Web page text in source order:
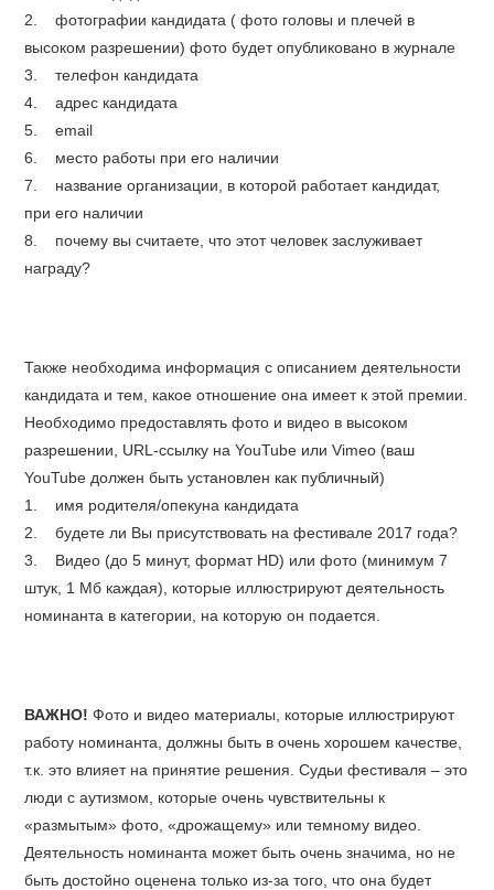
2. фотографии кандидата ( фото головы и плечей в
высоком разрешении) фото будет опубликовано в журнале
3. телефон кандидата
4. адрес кандидата
5. еmail
6. место работы при его наличии
7. название организации, в которой работает кандидат,
при его наличии
8. почему вы считаете, что этот человек заслуживает
награду?
Также необходима информация с описанием деятельности
кандидата и тем, какое отношение она имеет к этой премии.
Необходимо предоставлять фото и видео в высоком
разрешении, URL-ссылку на YouTube или Vimeo (ваш
YouTube должен быть установлен как публичный)
1. имя родителя/опекуна кандидата
2. будете ли Вы присутствовать на фестивале 2017 года?
3. Видео (до 5 минут, формат HD) или фото (минимум 7
штук, 1 Мб каждая), которые иллюстрируют деятельность
номинанта в категории, на которую он подается.
ВАЖНО! Фото и видео материалы, которые иллюстрируют
работу номинанта, должны быть в очень хорошем качестве,
т.к. это влияет на принятие решения. Судьи фестиваля – это
люди с аутизмом, которые очень чувствительны к
«размытым» фото, «дрожащему» или темному видео.
Деятельность номинанта может быть очень значима, но не
быть достойно оценена только из-за того, что она будет